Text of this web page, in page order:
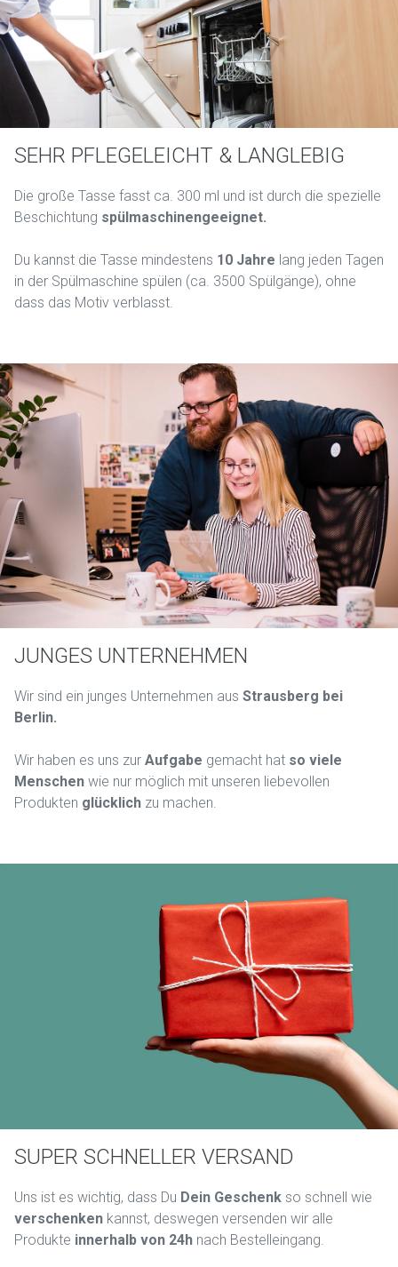
SEHR PFLEGELEICHT & LANGLEBIG
Die große Tasse fasst ca. 300 ml und ist durch die spezielle
Beschichtung spülmaschinengeeignet.
Du kannst die Tasse mindestens 10 Jahre lang jeden Tagen
in der Spülmaschine spülen (ca. 3500 Spülgänge), ohne
dass das Motiv verblasst.
JUNGES UNTERNEHMEN
Wir sind ein junges Unternehmen aus Strausberg bei
Berlin.
Wir haben es uns zur Aufgabe gemacht hat so viele
Menschen wie nur möglich mit unseren liebevollen
Produkten glücklich zu machen.
SUPER SCHNELLER VERSAND
Uns ist es wichtig, dass Du Dein Geschenk so schnell wie
verschenken kannst, deswegen versenden wir alle
Produkte innerhalb von 24h nach Bestelleingang.